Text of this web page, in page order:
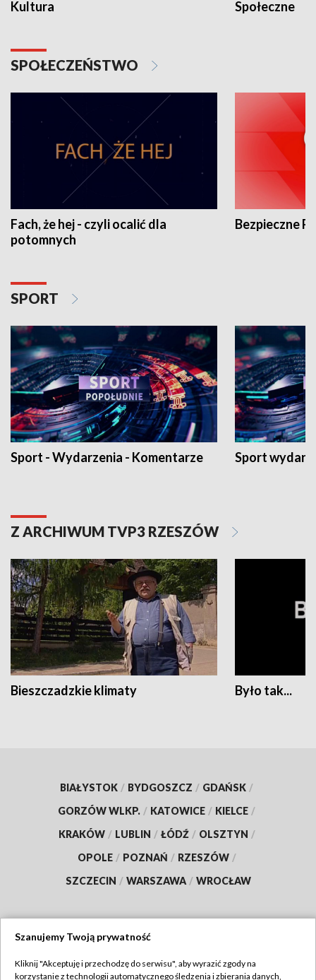
Kultura Społeczne
SPOŁECZEŃSTWO
Fach, że hej - czyli ocalić dla
potomnych
Bezpieczne
SPORT
Sport - Wydarzenia - Komentarze Sport
Z ARCHIWUM TVP3 RZESZÓW
Bieszczadzkie klimaty Było tak...
BIAŁYSTOK / BYDGOSZCZ / GDAŃSK /
GORZÓW WLKP. / KATOWICE / KIELCE /
KRAKÓW / LUBLIN / ŁÓDŹ / OLSZTYN /
OPOLE / POZNAŃ / RZESZÓW /
SZCZECIN / WARSZAWA / WROCŁAW
Szanujemy Twoją prywatność
Kliknij "Akceptuję i przechodzę do serwisu", aby wyrazić zgody na
korzystanie z technologii automatycznego śledzenia i zbierania danych,